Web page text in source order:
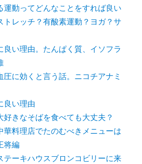
運動ってどんなことをすれば良い
トレッチ？有酸素運動？ヨガ？サ
良い理由。たんぱく質、イソフラ
圧に効くと言う話。ニコチアナミ
良い理由
好きなそばを食べても大丈夫？
華料理店でたのむべきメニューは
将編
テーキハウスブロンコビリーに来